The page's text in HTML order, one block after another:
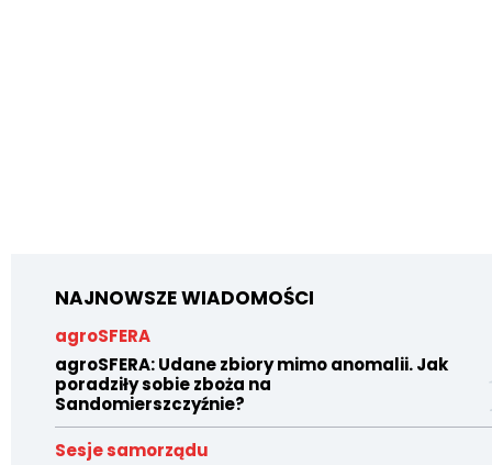
NAJNOWSZE WIADOMOŚCI
agroSFERA
agroSFERA: Udane zbiory mimo anomalii. Jak
poradziły sobie zboża na
Sandomierszczyźnie?
Sesje samorządu